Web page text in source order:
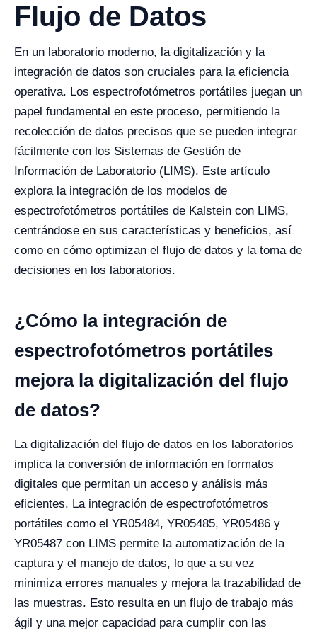
Flujo de Datos
En un laboratorio moderno, la digitalización y la
integración de datos son cruciales para la eficiencia
operativa. Los espectrofotómetros portátiles juegan un
papel fundamental en este proceso, permitiendo la
recolección de datos precisos que se pueden integrar
fácilmente con los Sistemas de Gestión de
Información de Laboratorio (LIMS). Este artículo
explora la integración de los modelos de
espectrofotómetros portátiles de Kalstein con LIMS,
centrándose en sus características y beneficios, así
como en cómo optimizan el flujo de datos y la toma de
decisiones en los laboratorios.
¿Cómo la integración de
espectrofotómetros portátiles
mejora la digitalización del flujo
de datos?
La digitalización del flujo de datos en los laboratorios
implica la conversión de información en formatos
digitales que permitan un acceso y análisis más
eficientes. La integración de espectrofotómetros
portátiles como el YR05484, YR05485, YR05486 y
YR05487 con LIMS permite la automatización de la
captura y el manejo de datos, lo que a su vez
minimiza errores manuales y mejora la trazabilidad de
las muestras. Esto resulta en un flujo de trabajo más
ágil y una mejor capacidad para cumplir con las